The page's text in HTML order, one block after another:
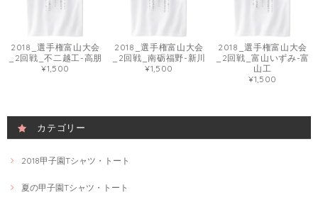
2018_選手権富山大会
_2回戦_不二越工-高朋
¥1,500
2018_選手権富山大会
_2回戦_南砺福野-新川
¥1,500
2018_選手権富山大会
_2回戦_富山いずみ-富
山工
¥1,500
カテゴリー
2018甲子園Tシャツ・トート
夏の甲子園Tシャツ・トート